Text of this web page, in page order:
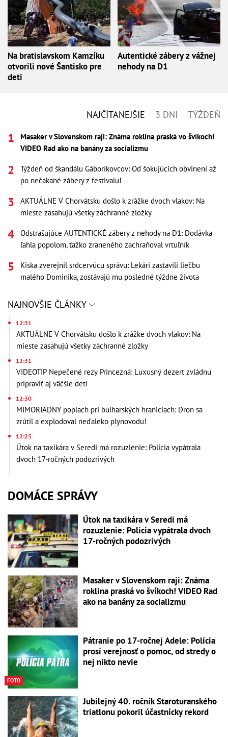
Na bratislavskom Kamzíku
otvorili nové Šantisko pre
deti
Autentické zábery z vážnej
nehody na D1
NAJČÍTANEJŠIE 3 DNI TÝŽDEŇ
Masaker v Slovenskom raji: Známa roklina praská vo švíkoch!
VIDEO Rad ako na banány za socializmu
Týždeň od škandálu Gáboríkovcov: Od šokujúcich obvinení až
po nečakané zábery z festivalu!
AKTUÁLNE V Chorvátsku došlo k zrážke dvoch vlakov: Na
mieste zasahujú všetky záchranné zložky
Odstrašujúce AUTENTICKÉ zábery z nehody na D1: Dodávka
ľahla popolom, ťažko zraneného zachraňoval vrtuľník
Kiska zverejnil srdcervúcu správu: Lekári zastavili liečbu
malého Dominika, zostávajú mu posledné týždne života
NAJNOVŠIE ČLÁNKY
12:31
AKTUÁLNE V Chorvátsku došlo k zrážke dvoch vlakov: Na
mieste zasahujú všetky záchranné zložky
12:31
VIDEOTIP Nepečené rezy Princezná: Luxusný dezert zvládnu
pripraviť aj väčšie deti
12:30
MIMORIADNY poplach pri bulharských hraniciach: Dron sa
zrútil a explodoval neďaleko plynovodu!
12:25
Útok na taxikára v Seredi má rozuzlenie: Polícia vypátrala
dvoch 17-ročných podozrivých
DOMÁCE SPRÁVY
Útok na taxikára v Seredi má
rozuzlenie: Polícia vypátrala dvoch
17-ročných podozrivých
Masaker v Slovenskom raji: Známa
roklina praská vo švíkoch! VIDEO Rad
ako na banány za socializmu
FOTO
Pátranie po 17-ročnej Adele: Polícia
prosí verejnosť o pomoc, od stredy o
nej nikto nevie
Jubilejný 40. ročník Staroturanského
triatlonu pokoril účastnícky rekord